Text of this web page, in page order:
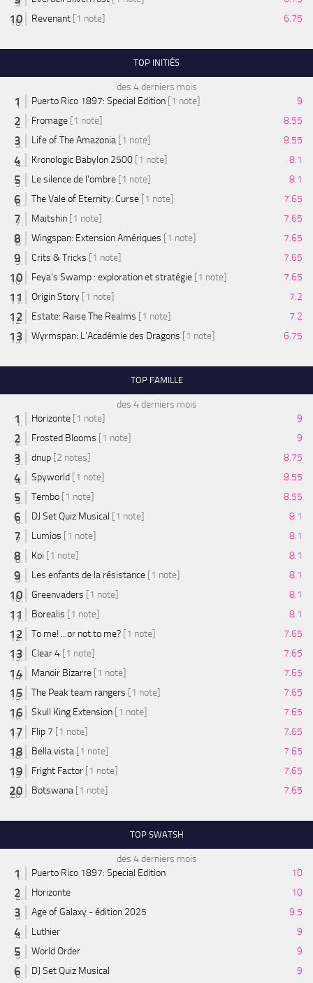
Revenant [1 note] 6.75
TOP INITIÉS
des 4 derniers mois
Puerto Rico 1897: Special Edition [1 note]
9
Fromage [1 note]
8.55
Life of The Amazonia [1 note]
8.55
Kronologic Babylon 2500 [1 note]
8.1
Le silence de l'ombre [1 note]
8.1
The Vale of Eternity: Curse [1 note]
7.65
Maitshin [1 note]
7.65
Wingspan: Extension Amériques [1 note]
7.65
Crits & Tricks [1 note]
7.65
Feya’s Swamp : exploration et stratégie [1 note]
7.65
Origin Story [1 note]
7.2
Estate: Raise The Realms [1 note]
7.2
Wyrmspan: L'Académie des Dragons [1 note] 6.75
TOP FAMILLE
des 4 derniers mois
Horizonte [1 note]
9
Frosted Blooms [1 note]
9
dnup [2 notes]
8.75
Spyworld [1 note]
8.55
Tembo [1 note]
8.55
DJ Set Quiz Musical [1 note]
8.1
Lumios [1 note]
8.1
Koi [1 note]
8.1
Les enfants de la résistance [1 note]
8.1
Greenvaders [1 note]
8.1
Borealis [1 note]
8.1
To me! ...or not to me? [1 note]
7.65
Clear 4 [1 note]
7.65
Manoir Bizarre [1 note]
7.65
The Peak team rangers [1 note]
7.65
Skull King Extension [1 note]
7.65
Flip 7 [1 note]
7.65
Bella vista [1 note]
7.65
Fright Factor [1 note]
7.65
Botswana [1 note] 7.65
TOP SWATSH
des 4 derniers mois
Puerto Rico 1897: Special Edition
10
Horizonte
10
Age of Galaxy - édition 2025
9.5
Luthier
9
World Order
9
DJ Set Quiz Musical
9